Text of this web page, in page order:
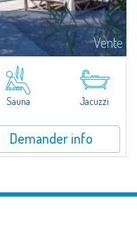
Vente
AREA IN THE HEART
countryside of Alghero, just
Riviera and the historic
Sauna Jacuzzi
Demander info